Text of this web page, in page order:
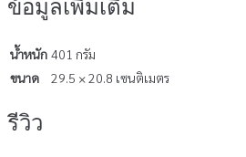
ข้อมูลเพิ่มเติม
น้ำหนัก 401 กรัม
ขนาด
29.5 × 20.8 เซนติเมตร
รีวิว